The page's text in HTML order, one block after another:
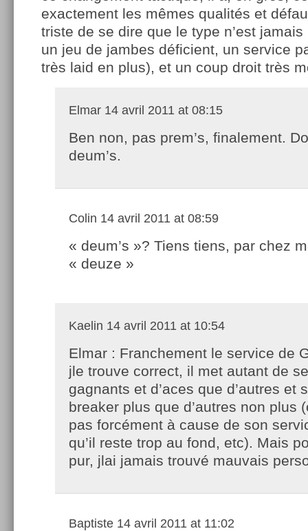
exactement les mêmes qualités et
triste de se dire que le type n’est
un jeu de jambes déficient, un service
très laid en plus), et un coup droit très
Elmar 14 avril 2011 at 08:15
Ben non, pas prem’s, finalement.
deum’s.
Colin 14 avril 2011 at 08:59
« deum’s »? Tiens tiens, par chez
« deuze »
Kaelin 14 avril 2011 at 10:54
Elmar : Franchement le service de
jle trouve correct, il met autant de
gagnants et d’aces que d’autres et
breaker plus que d’autres non plus
pas forcément à cause de son
qu’il reste trop au fond, etc). Mais
pur, jlai jamais trouvé mauvais
Baptiste 14 avril 2011 at 11:02